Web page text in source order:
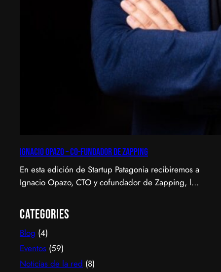
Ignacio Opazo – Co-Fundador de Zapping
En esta edición de Startup Patagonia recibiremos a
Ignacio Opazo, CTO y cofundador de Zapping, la
que América Latina ve televisión. ​Zapping nació
con una idea simple y potente: ofrecer una
experiencia de TV por internet fluida, sin
decodificadores ni contratos, y hoy suma más de
600…
Categories
Blog (4)
Eventos (59)
Noticias de la red (8)